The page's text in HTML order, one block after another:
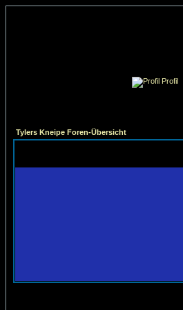
Profil
Tylers Kneipe Foren-Übersicht